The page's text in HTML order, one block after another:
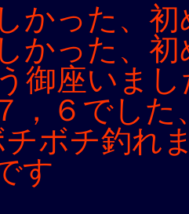
かった、
かった、
御座いま
，６でした
ボチ釣れ
す